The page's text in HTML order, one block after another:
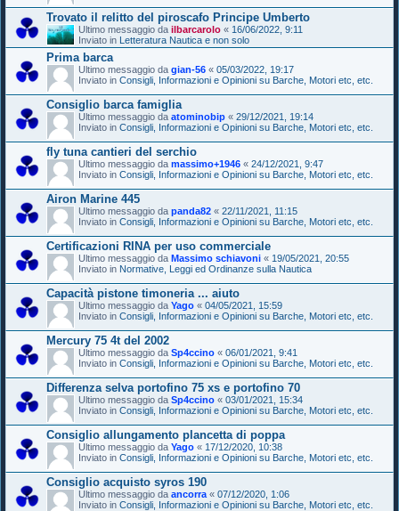
Trovato il relitto del piroscafo Principe Umberto
Ultimo messaggio da ilbarcarolo « 16/06/2022, 9:11
Inviato in Letteratura Nautica e non solo
Prima barca
Ultimo messaggio da gian-56 « 05/03/2022, 19:17
Inviato in Consigli, Informazioni e Opinioni su Barche, Motori etc, etc.
Consiglio barca famiglia
Ultimo messaggio da atominobip « 29/12/2021, 19:14
Inviato in Consigli, Informazioni e Opinioni su Barche, Motori etc, etc.
fly tuna cantieri del serchio
Ultimo messaggio da massimo+1946 « 24/12/2021, 9:47
Inviato in Consigli, Informazioni e Opinioni su Barche, Motori etc, etc.
Airon Marine 445
Ultimo messaggio da panda82 « 22/11/2021, 11:15
Inviato in Consigli, Informazioni e Opinioni su Barche, Motori etc, etc.
Certificazioni RINA per uso commerciale
Ultimo messaggio da Massimo schiavoni « 19/05/2021, 20:55
Inviato in Normative, Leggi ed Ordinanze sulla Nautica
Capacità pistone timoneria ... aiuto
Ultimo messaggio da Yago « 04/05/2021, 15:59
Inviato in Consigli, Informazioni e Opinioni su Barche, Motori etc, etc.
Mercury 75 4t del 2002
Ultimo messaggio da Sp4ccino « 06/01/2021, 9:41
Inviato in Consigli, Informazioni e Opinioni su Barche, Motori etc, etc.
Differenza selva portofino 75 xs e portofino 70
Ultimo messaggio da Sp4ccino « 03/01/2021, 15:34
Inviato in Consigli, Informazioni e Opinioni su Barche, Motori etc, etc.
Consiglio allungamento plancetta di poppa
Ultimo messaggio da Yago « 17/12/2020, 10:38
Inviato in Consigli, Informazioni e Opinioni su Barche, Motori etc, etc.
Consiglio acquisto syros 190
Ultimo messaggio da ancorra « 07/12/2020, 1:06
Inviato in Consigli, Informazioni e Opinioni su Barche, Motori etc, etc.